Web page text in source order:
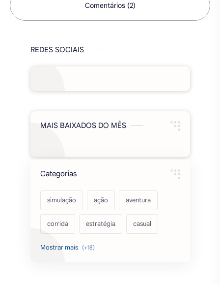
Comentários (2)
REDES SOCIAIS
MAIS BAIXADOS DO MÊS
Categorias
simulação ação aventura
corrida estratégia casual
acarde esportes